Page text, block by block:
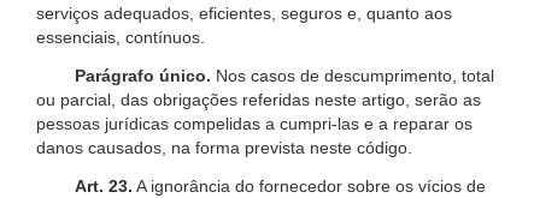
serviços adequados, eficientes, seguros e, quanto aos
essenciais, contínuos.
Parágrafo único. Nos casos de descumprimento, total
ou parcial, das obrigações referidas neste artigo, serão as
pessoas jurídicas compelidas a cumpri-las e a reparar os
danos causados, na forma prevista neste código.
Art. 23. A ignorância do fornecedor sobre os vícios de